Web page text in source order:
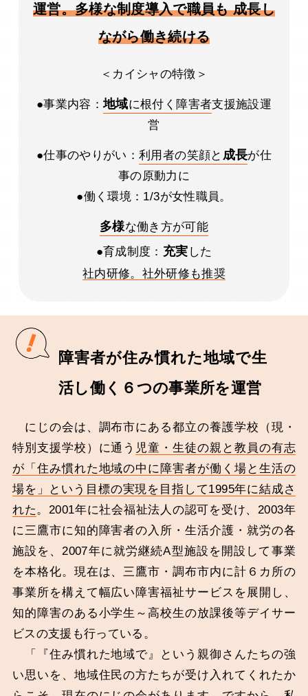
運営。多様な制度導入で職員も 成長し
ながら働き続ける
＜カイシャの特徴＞
●事業内容：地域に根付く障害者支援施設運
営
●仕事のやりがい：利用者の笑顔と 成長が仕
事の原動力に
●働く環境：1/3が女性職員。
多様な働き方が可能
●育成制度： 充実 した
社内研修。社外研修も推奨
障害者が住み慣れた地域で生
活し働く６つの事業所を運営
にじの会は、調布市にある都立の養護学校（現・
特別支援学校）に通う 児童・生徒の親と教員の有志
が「住み慣れた地域の中に障害者が働く場と生活の
場を」という目標の実現を目指して1995年に結成さ
れた 。2001年に社会福祉法人の認可を受け、2003年
に三鷹市に知的障害者の入所・生活介護・就労の各
施設を、2007年に就労継続A型施設を開設して事業
を本格化。現在は、三鷹市・調布市内に計６カ所の
事業所を構えて幅広い障害福祉サービスを展開し、
知的障害のある小学生～高校生の放課後等デイサー
ビスの支援も行っている。
「『住み慣れた地域で』という親御さんたちの強
い思いを、地域住民の方たちが受け入れてくれたか